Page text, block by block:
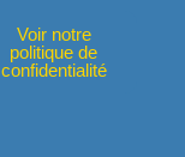
Voir notre
politique de
confidentialité